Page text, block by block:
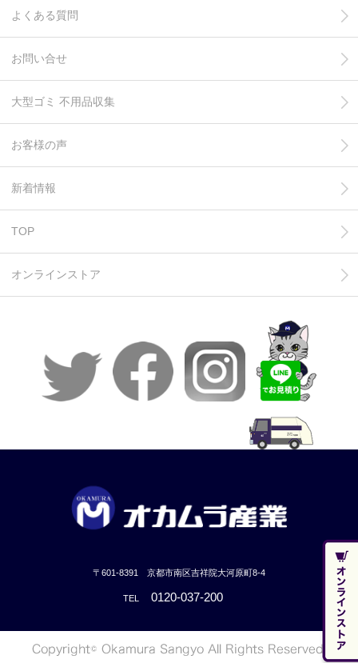
よくある質問
お問い合せ
大型ゴミ 不用品収集
お客様の声
新着情報
TOP
オンラインストア
〒601-8391 京都市南区吉祥院大河原町8-4
TEL 0120-037-200